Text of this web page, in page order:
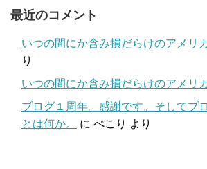
最近のコメント
いつの間にか含み損だらけのアメリカ
り
いつの間にか含み損だらけのアメリカ
ブログ１周年。感謝です。そしてブ
とは何か。
に ぺこり より